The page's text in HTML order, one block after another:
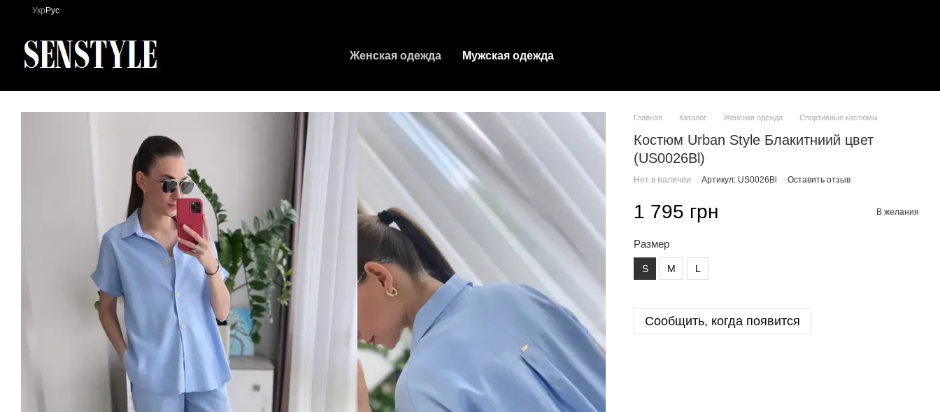
Перейти к основному контенту
Укр Рус
Женская одежда Мужская одежда
Главная Каталог Женская одежда Спортивные костюмы
Костюм Urban Style Блакитниий цвет
(US0026Bl)
Нет в наличии Артикул: US0026Bl Оставить отзыв
1 795 грн В желания
Размер
S M L
Сообщить, когда появится